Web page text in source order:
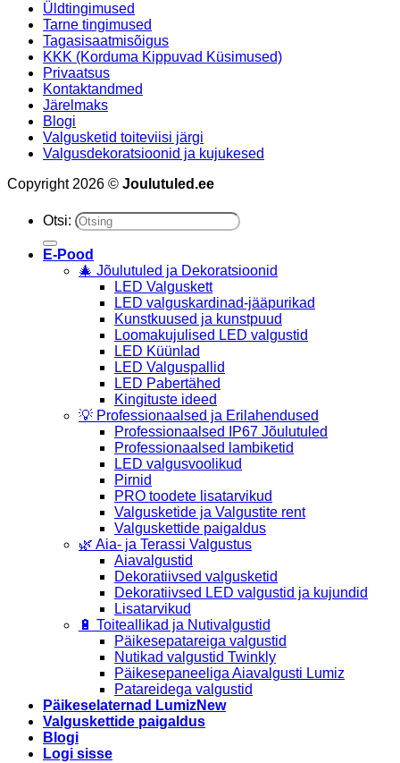
Üldtingimused
Tarne tingimused
Tagasisaatmisõigus
KKK (Korduma Kippuvad Küsimused)
Privaatsus
Kontaktandmed
Järelmaks
Blogi
Valgusketid toiteviisi järgi
Valgusdekoratsioonid ja kujukesed
Copyright 2026 © Joulutuled.ee
Otsi:
E-Pood
🎄 Jõulutuled ja Dekoratsioonid
LED Valguskett
LED valguskardinad-jääpurikad
Kunstkuused ja kunstpuud
Loomakujulised LED valgustid
LED Küünlad
LED Valguspallid
LED Pabertähed
Kingituste ideed
💡 Professionaalsed ja Erilahendused
Professionaalsed IP67 Jõulutuled
Professionaalsed lambiketid
LED valgusvoolikud
Pirnid
PRO toodete lisatarvikud
Valgusketide ja Valgustite rent
Valguskettide paigaldus
🌿 Aia- ja Terassi Valgustus
Aiavalgustid
Dekoratiivsed valgusketid
Dekoratiivsed LED valgustid ja kujundid
Lisatarvikud
🔋 Toiteallikad ja Nutivalgustid
Päikesepatareiga valgustid
Nutikad valgustid Twinkly
Päikesepaneeliga Aiavalgusti Lumiz
Patareidega valgustid
Päikeselaternad Lumiz
Valguskettide paigaldus
Blogi
Logi sisse